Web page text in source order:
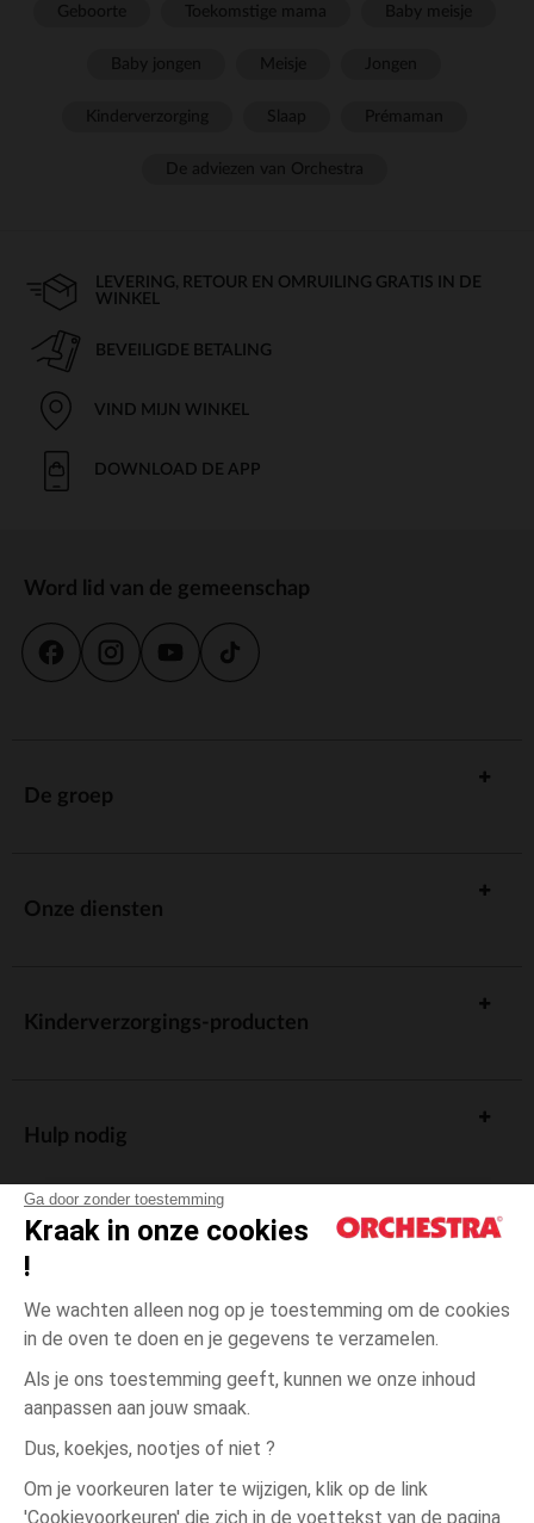
Ga door zonder toestemming
Kraak in onze cookies
!
We wachten alleen nog op je toestemming om de cookies
in de oven te doen en je gegevens te verzamelen.
Als je ons toestemming geeft, kunnen we onze inhoud
aanpassen aan jouw smaak.
Dus, koekjes, nootjes of niet ?
Om je voorkeuren later te wijzigen, klik op de link
'Cookievoorkeuren' die zich in de voettekst van de pagina
1
LEVERING, RETOUR EN OMRUILING GRATIS IN DE
WINKEL
BEVEILIGDE BETALING
VIND MIJN WINKEL
DOWNLOAD DE APP
Word lid van de gemeenschap
De groep
Onze diensten
Kinderverzorgings-producten
Hulp nodig
Algemene verkoopsvoorwaarden
Wettelijke bepalingen
Persoonsgegevens